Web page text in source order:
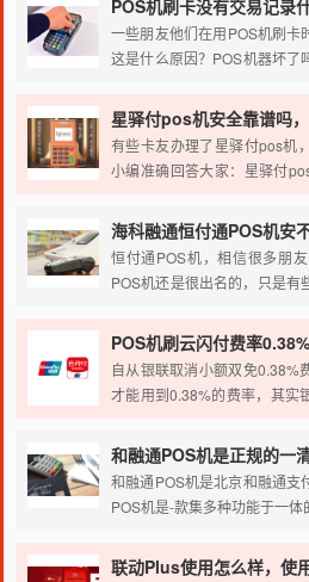
供了秒到服务。
一些朋友他们在用POS机刷卡
这是什么原因？POS机器坏了
有些卡友办理了星驿付pos机
小编准确回答大家：星驿付
卡友伙伴们可以放心办理使用
海科融通恒付通POS机安
恒付通POS机，相信很多朋
POS机还是很出名的，只是有
这款POS机安不安全？正不正
编今天就针对小伙伴们的疑问
POS机刷云闪付费率
自从银联取消小额双免0.38%
才能用到0.38%的费率，其实
0.38%的费率。今天小编就
法。
和融通POS机是正规的一
和融通POS机是北京和融通支
POS机是-款集多种功能于一
质、 功能、费率为大家做详细
联动Plus使用怎么样，使